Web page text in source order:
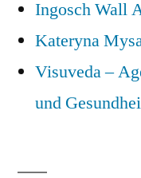
Ingosch Wall
Kateryna
Visuveda –
und